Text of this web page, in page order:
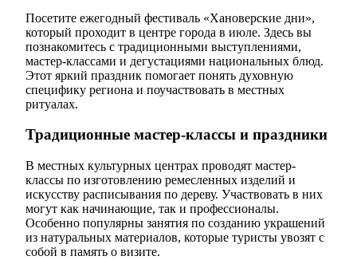
Посетите ежегодный фестиваль «Хановерские дни»,
который проходит в центре города в июле. Здесь вы
познакомитесь с традиционными выступлениями,
мастер-классами и дегустациями национальных блюд.
Этот яркий праздник помогает понять духовную
специфику региона и поучаствовать в местных
ритуалах.
Традиционные мастер-классы и праздники
В местных культурных центрах проводят мастер-
классы по изготовлению ремесленных изделий и
искусству расписывания по дереву. Участвовать в них
могут как начинающие, так и профессионалы.
Особенно популярны занятия по созданию украшений
из натуральных материалов, которые туристы увозят с
собой в память о визите.